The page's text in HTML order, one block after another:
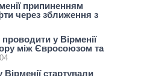
припиненням
через зближення з
у Вірменії
між Євросоюзом та
стартували